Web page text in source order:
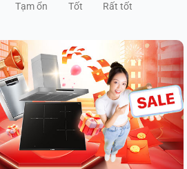
Tạm ổn Tốt Rất tốt